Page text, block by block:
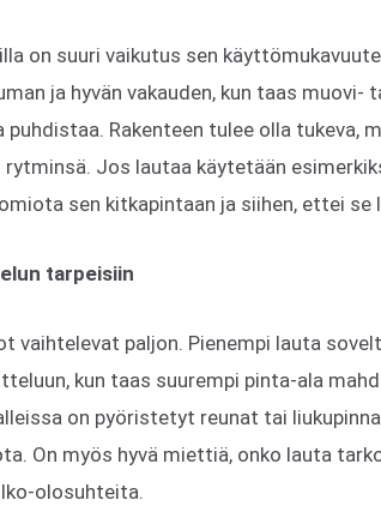
on suuri vaikutus sen
ja hyvän vakauden, kun taas
puhdistaa. Rakenteen tulee olla tukeva,
Jos lautaa käytetään
sen kitkapintaan ja siihen, ettei se
tarpeisiin
vaihtelevat paljon. Pienempi lauta
kun taas suurempi pinta-ala
on pyöristetyt reunat tai
On myös hyvä miettiä, onko lauta
olosuhteita.